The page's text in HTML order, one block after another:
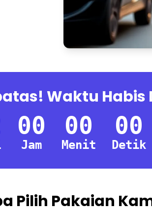
Waktu Habis
00
Jam
00
Menit
00
Detik
Pilih Pakaian